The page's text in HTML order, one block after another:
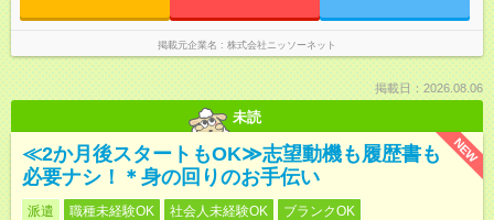
掲載元企業名 株式会社ニッソーネット
掲載日：2026.08.06
未読
NEW
≪2か月後スタートもOK≫志望動機も履歴書も
必要ナシ！＊身の回りのお手伝い
派遣 職種未経験OK 社会人未経験OK
ブランクOK